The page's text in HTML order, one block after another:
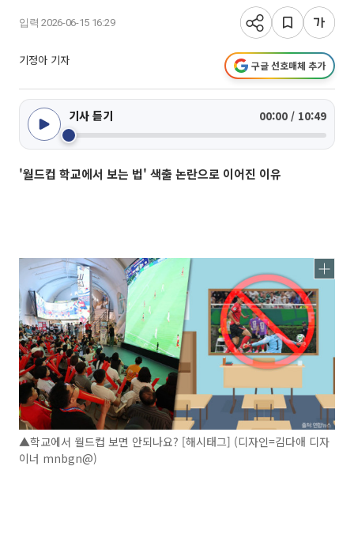
입력 2026-06-15 16:29
기정아 기자 구글 선호매체 추가
기사 듣기 00:00 / 10:49
'월드컵 학교에서 보는 법' 색출 논란으로 이어진 이유
▲학교에서 월드컵 보면 안되나요? [해시태그] (디자인=김다애 디자
이너 mnbgn@)